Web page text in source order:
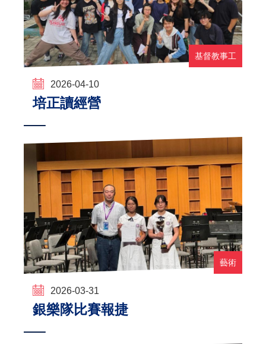
基督教事工
2026-04-10
培正讀經營
藝術
2026-03-31
銀樂隊比賽報捷